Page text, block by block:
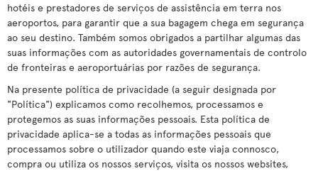
hotéis e prestadores de serviços de assistência em terra nos
aeroportos, para garantir que a sua bagagem chega em segurança
ao seu destino. Também somos obrigados a partilhar algumas das
suas informações com as autoridades governamentais de controlo
de fronteiras e aeroportuárias por razões de segurança.
Na presente política de privacidade (a seguir designada por
"Política") explicamos como recolhemos, processamos e
protegemos as suas informações pessoais. Esta política de
privacidade aplica-se a todas as informações pessoais que
processamos sobre o utilizador quando este viaja connosco,
compra ou utiliza os nossos serviços, visita os nossos websites,